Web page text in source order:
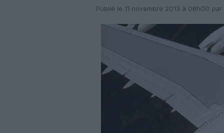
Publié le 11 novembre 2013 à 08h00 par